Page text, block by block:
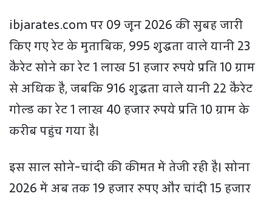
ibjarates.com पर 09 जून 2026 की सुबह जारी
किए गए रेट के मुताबिक, 995 शुद्धता वाले यानी 23
कैरेट सोने का रेट 1 लाख 51 हजार रुपये प्रति 10 ग्राम
से अधिक है, जबकि 916 शुद्धता वाले यानी 22 कैरेट
गोल्ड का रेट 1 लाख 40 हजार रुपये प्रति 10 ग्राम के
करीब पहुंच गया है।
इस साल सोने-चांदी की कीमत में तेजी रही है। सोना
2026 में अब तक 19 हजार रुपए और चांदी 15 हजार